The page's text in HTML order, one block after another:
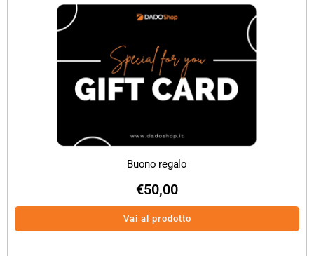
Buono regalo
€50,00
Vai al prodotto